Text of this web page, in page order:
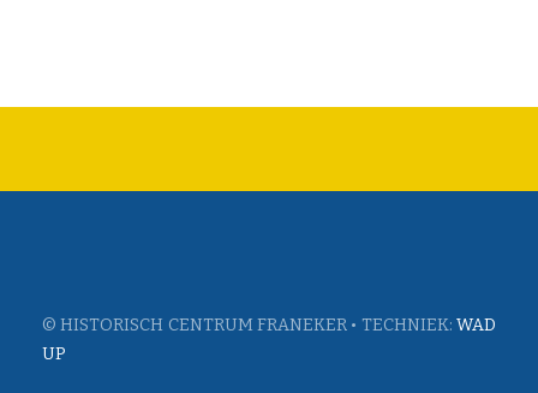
© HISTORISCH CENTRUM FRANEKER • TECHNIEK: WAD
UP